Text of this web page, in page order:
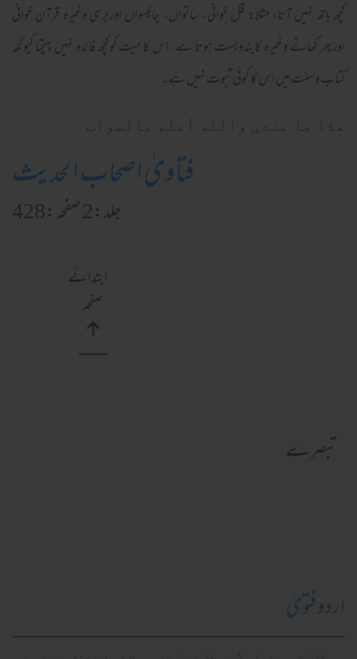
کچھ ہاتھ نہیں آتا، مثلاً: قل خوانی، ساتواں، چالیسواں اوربرسی وغیرہ قرآن خوانی
اورپھر کھانے وغیرہ کابندوبست ہوتا ہے، اس کا میت کوکچھ فائدہ نہیں پہنچتا کیونکہ
کتاب وسنت میں اس کا کوئی ثبوت نہیں ہے۔
ھذا ما عندي والله أعلم بالصواب
فتاویٰ اصحاب الحدیث
جلد:2 صفحہ:428
ابتدائے
صفحہ
تبصرے